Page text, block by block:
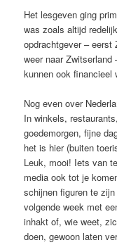
Het lesgeven ging
was zoals altijd
opdrachtgever – eerst
weer naar
kunnen ook financieel
Nog even over
In winkels,
goedemorgen, fijne
het is hier (buiten
Leuk, mooi! Iets van
media ook tot je
schijnen figuren te
volgende week met
inhakt of, wie weet,
doen, gewoon laten